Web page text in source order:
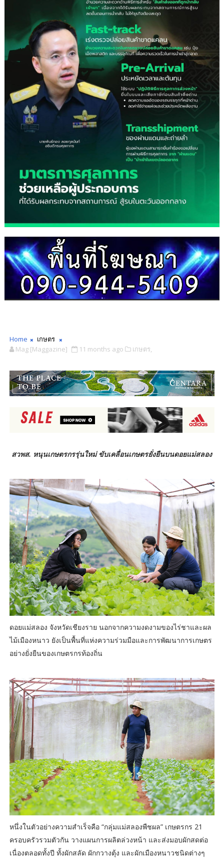
Home
เกษตร
Mag [Maggazine]
11 months ago เกษตร,
สวพส. หนุนเกษตรกรรุ่นใหม่ ขับเคลื่อนเกษตรยั่งยืนบนดอยแม่สลอง
ดอยแม่สลอง จังหวัดเชียงราย นอกจากความงดงามของไร่ชาและผล
ไม้เมืองหนาว ยังเป็นพื้นที่แห่งความร่วมมือและการพัฒนาการเกษตร
อย่างยั่งยืนของเกษตรกรท้องถิ่น
หนึ่งในตัวอย่างความสำเร็จคือ “กลุ่มแม่สลองพืชผล” เกษตรกร 21
ครอบครัวรวมตัวกัน วางแผนการผลิตล่วงหน้า และส่งมอบผักสดต่อ
เนื่องตลอดทั้งปี ทั้งผักสลัด ผักกวางตุ้ง และผักเมืองหนาวชนิดต่างๆ